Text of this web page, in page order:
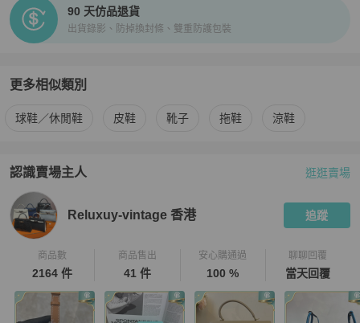
90 天仿品退貨
出貨錄影、防掉換封條、雙重防護包裝
更多相似類別
更多Louis Vuitton 男鞋相似商品推薦
球鞋／休閒鞋 皮鞋 靴子 拖鞋 涼鞋
認識賣場主人
PopChill 拍拍圈嚴選賣家
逛逛賣場
Reluxuy-vintage 香港 追蹤
商品數
2164 件
商品售出
41 件
安心購通過
100 %
聊聊回覆
當天回覆